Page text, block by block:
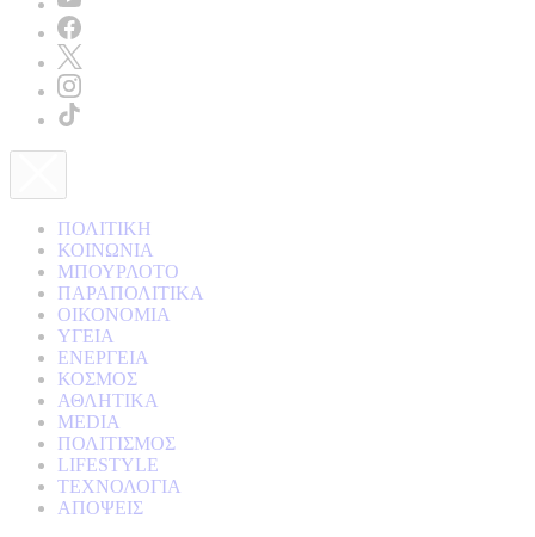
ΠΟΛΙΤΙΚΗ
ΚΟΙΝΩΝΙΑ
ΜΠΟΥΡΛΟΤΟ
ΠΑΡΑΠΟΛΙΤΙΚΑ
ΟΙΚΟΝΟΜΙΑ
ΥΓΕΙΑ
ΕΝΕΡΓΕΙΑ
ΚΟΣΜΟΣ
ΑΘΛΗΤΙΚΑ
MEDIA
ΠΟΛΙΤΙΣΜΟΣ
LIFESTYLE
ΤΕΧΝΟΛΟΓΙΑ
ΑΠΟΨΕΙΣ